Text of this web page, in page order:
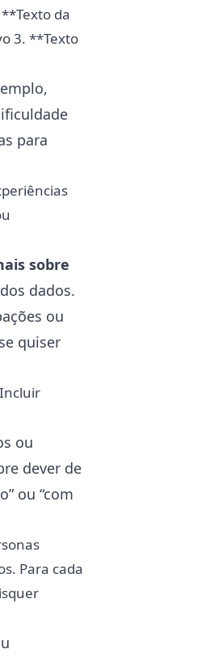
da
3. **Texto
para
sobre
dados.
ou
quiser
ou
dever de
ou “com
Para cada